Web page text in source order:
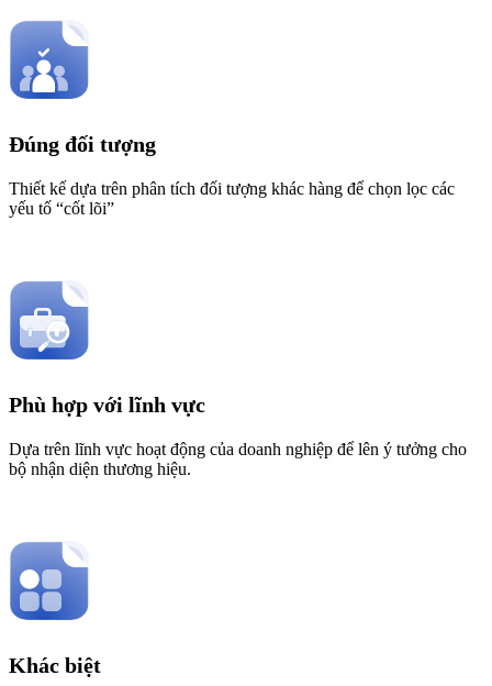
Đúng đối tượng
Thiết kế dựa trên phân tích đối tượng khác hàng để chọn lọc các
yếu tố “cốt lõi”
Phù hợp với lĩnh vực
Dựa trên lĩnh vực hoạt động của doanh nghiệp để lên ý tưởng cho
bộ nhận diện thương hiệu.
Khác biệt